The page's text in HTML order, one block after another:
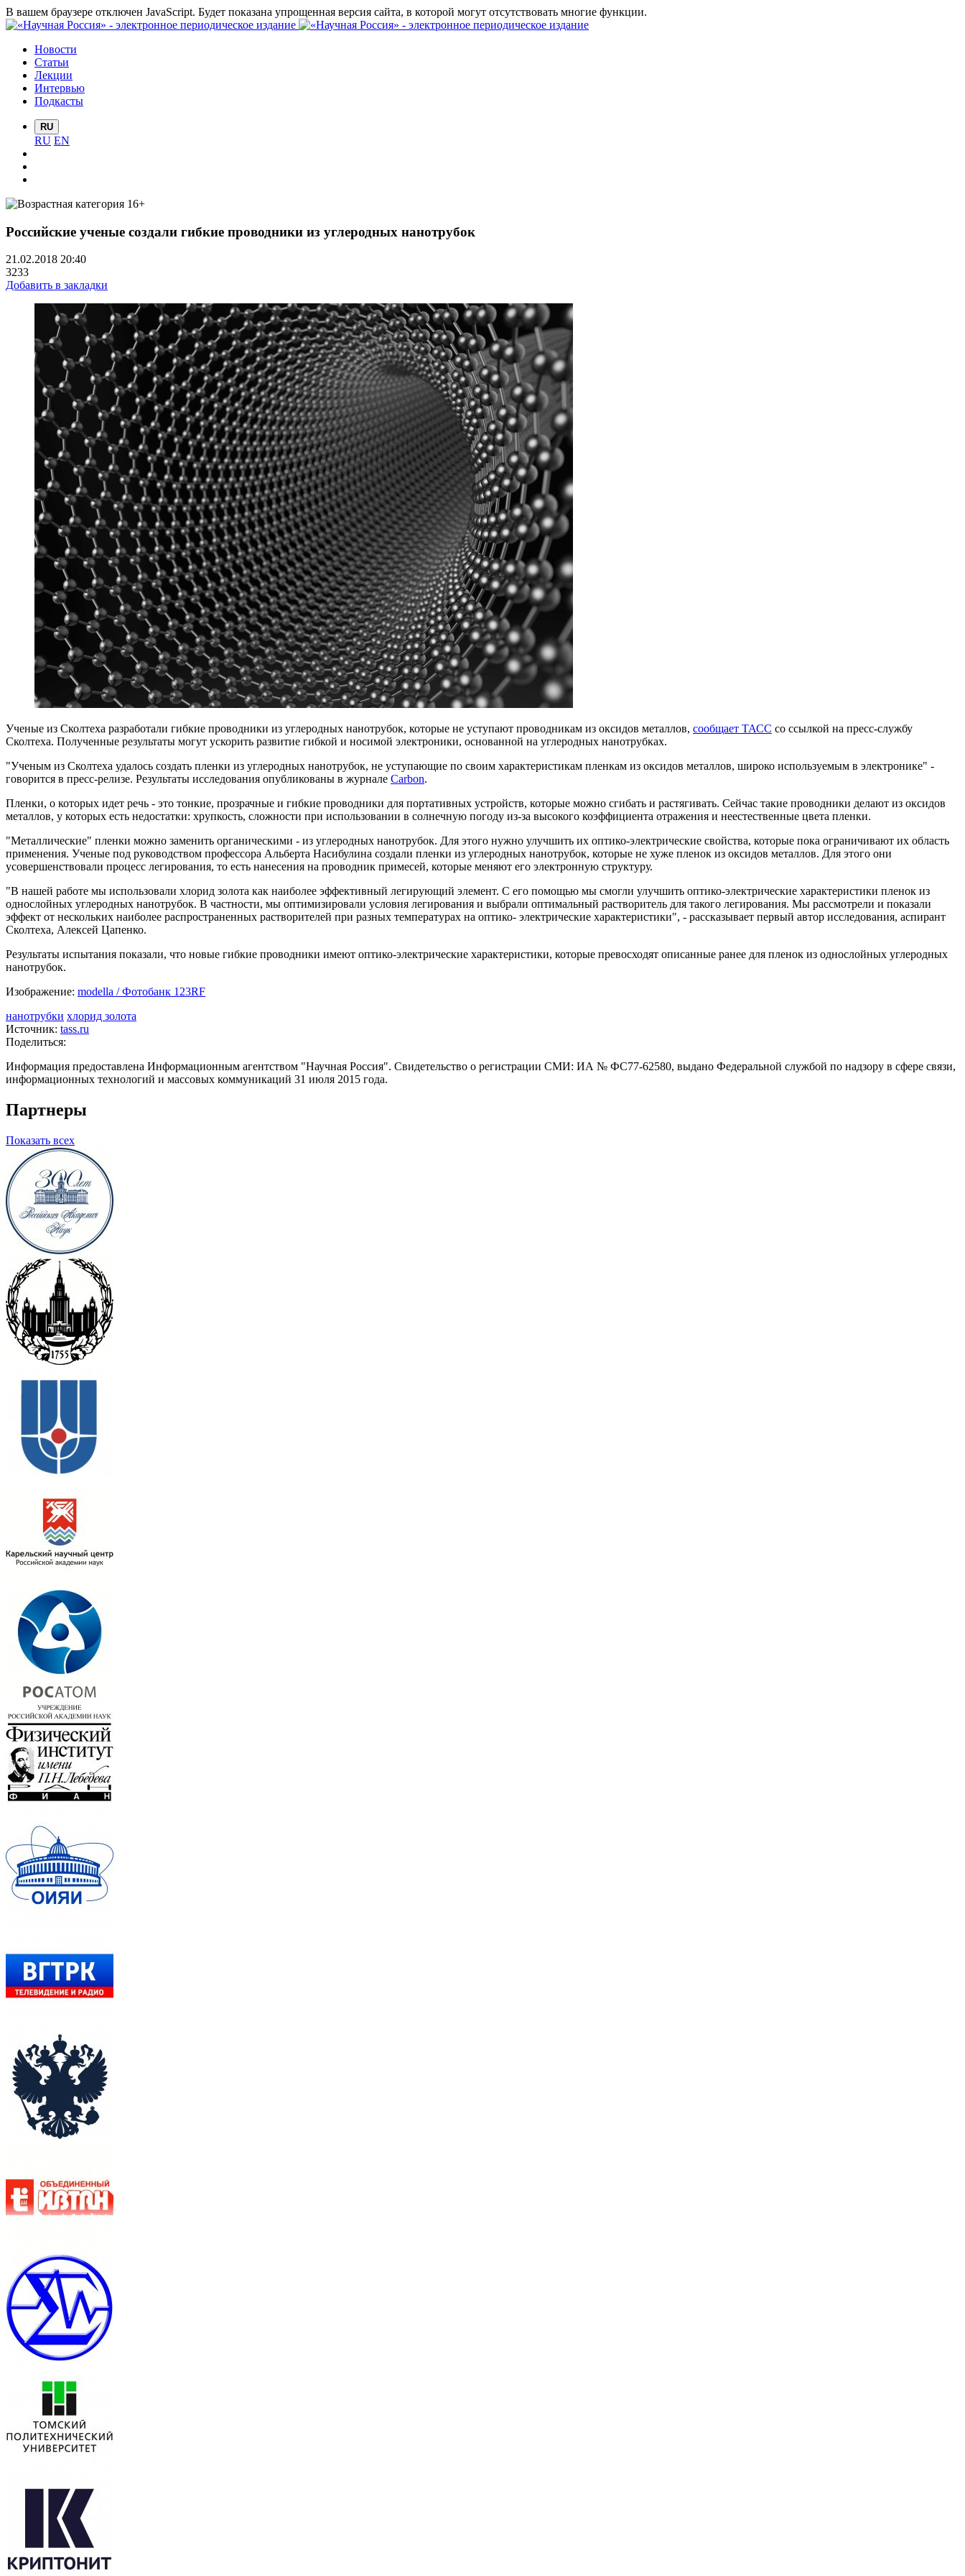
В вашем браузере отключен JavaScript. Будет показана упрощенная версия сайта, в которой могут отсутствовать многие функции.
Новости
Статьи
Лекции
Интервью
Подкасты
RU
RU EN
Российские ученые создали гибкие проводники из углеродных нанотрубок
21.02.2018 20:40
3233
Добавить в закладки
Ученые из Сколтеха разработали гибкие проводники из углеродных нанотрубок, которые не уступают проводникам из оксидов металлов, сообщает ТАСС со ссылкой на пресс-службу
Сколтеха. Полученные результаты могут ускорить развитие гибкой и носимой электроники, основанной на углеродных нанотрубках.
"Ученым из Сколтеха удалось создать пленки из углеродных нанотрубок, не уступающие по своим характеристикам пленкам из оксидов металлов, широко используемым в электронике" -
говорится в пресс-релизе. Результаты исследования опубликованы в журнале Сarbon.
Пленки, о которых идет речь - это тонкие, прозрачные и гибкие проводники для портативных устройств, которые можно сгибать и растягивать. Сейчас такие проводники делают из оксидов
металлов, у которых есть недостатки: хрупкость, сложности при использовании в солнечную погоду из-за высокого коэффициента отражения и неестественные цвета пленки.
"Металлические" пленки можно заменить органическими - из углеродных нанотрубок. Для этого нужно улучшить их оптико-электрические свойства, которые пока ограничивают их область
применения. Ученые под руководством профессора Альберта Насибулина создали пленки из углеродных нанотрубок, которые не хуже пленок из оксидов металлов. Для этого они
усовершенствовали процесс легирования, то есть нанесения на проводник примесей, которые меняют его электронную структуру.
"В нашей работе мы использовали хлорид золота как наиболее эффективный легирующий элемент. С его помощью мы смогли улучшить оптико-электрические характеристики пленок из
однослойных углеродных нанотрубок. В частности, мы оптимизировали условия легирования и выбрали оптимальный растворитель для такого легирования. Мы рассмотрели и показали
эффект от нескольких наиболее распространенных растворителей при разных температурах на оптико- электрические характеристики", - рассказывает первый автор исследования, аспирант
Сколтеха, Алексей Цапенко.
Результаты испытания показали, что новые гибкие проводники имеют оптико-электрические характеристики, которые превосходят описанные ранее для пленок из однослойных углеродных
нанотрубок.
Изображение: modella / Фотобанк 123RF
нанотрубки хлорид золота
Источник: tass.ru
Поделиться:
Информация предоставлена Информационным агентством "Научная Россия". Свидетельство о регистрации СМИ: ИА № ФС77-62580, выдано Федеральной службой по надзору в сфере связи,
информационных технологий и массовых коммуникаций 31 июля 2015 года.
Партнеры
Показать всех